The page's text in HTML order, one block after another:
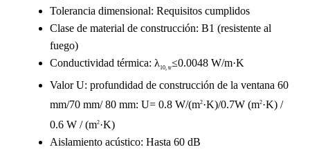
Tolerancia dimensional: Requisitos cumplidos
Clase de material de construcción: B1 (resistente al
fuego)
Conductividad térmica: λ10, tr≤0.0048 W/m·K
Valor U: profundidad de construcción de la ventana 60
mm/70 mm/ 80 mm: U= 0.8 W/(m2·K)/0.7W (m2·K) /
0.6 W / (m2·K)
Aislamiento acústico: Hasta 60 dB